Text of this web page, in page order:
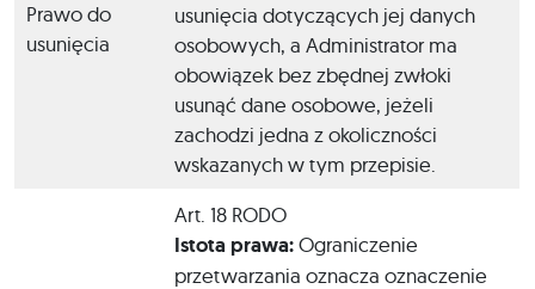
Prawo do
usunięcia
usunięcia dotyczących jej danych
osobowych, a Administrator ma
obowiązek bez zbędnej zwłoki
usunąć dane osobowe, jeżeli
zachodzi jedna z okoliczności
wskazanych w tym przepisie.
Art. 18 RODO
Istota prawa:Ograniczenie
przetwarzania oznacza oznaczenie